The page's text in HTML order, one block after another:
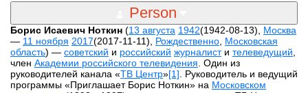
Person
Борис Исаевич Ноткин (13 августа 1942(1942-08-13), Москва
— 11 ноября 2017(2017-11-11), Рождественно Московская
область) — советский и российский журналисти телеведущий
член Академии российского телевидения . Один из
руководителей канала «ТВ Центр»[1] . Руководитель и ведущий
программы «Приглашает Борис Ноткин» на Московском